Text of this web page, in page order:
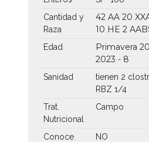
Cantidad y
Raza
42 AA 20
10 HE 2
Edad
Primavera
2023 - 8
Sanidad
tienen 2
RBZ 1/4
Trat.
Nutricional
Campo
Conoce
NO